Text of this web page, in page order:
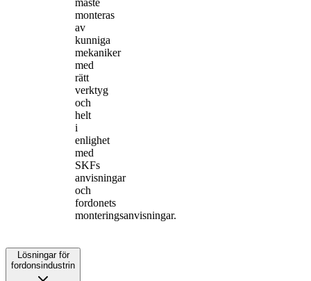
monteras
av
kunniga
mekaniker
med
rätt
verktyg
och
helt
i
enlighet
med
SKFs
anvisningar
och
fordonets
monteringsanvisningar.
Lösningar för
fordonsindustrin